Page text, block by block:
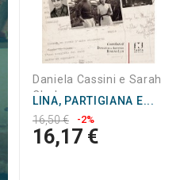
Daniela Cassini e Sarah
Clarke
LINA, PARTIGIANA E...
16,50 €
-2%
16,17 €